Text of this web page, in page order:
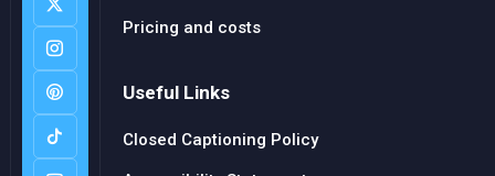
Pricing and costs
Useful Links
Closed Captioning Policy